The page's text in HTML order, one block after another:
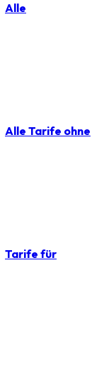
Alle
Alle Tarife ohne
Tarife für